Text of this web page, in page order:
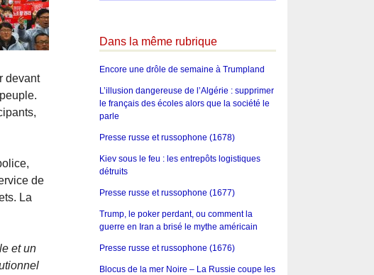
devant
de
La
et un
Dans la même rubrique
Encore une drôle de semaine à Trumpland
L’illusion dangereuse de l’Algérie : supprimer
le français des écoles alors que la société le
parle
Presse russe et russophone (1678)
Kiev sous le feu : les entrepôts logistiques
détruits
Presse russe et russophone (1677)
Trump, le poker perdant, ou comment la
guerre en Iran a brisé le mythe américain
Presse russe et russophone (1676)
Blocus de la mer Noire – La Russie coupe les